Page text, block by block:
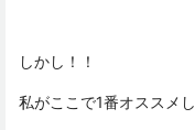
しかし！！
私がここで1番オススメ